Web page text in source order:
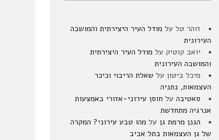
זוהר טל על מודל העיר היצירתית והמושבה
העירונית
יואב קוטיק על מודל העיר היצירתית
והמושבה העירונית
מיכל ביטון על שאלת הריבוי וכיכר
העצמאות, נתניה
סאטיבה על חוסן עירוני-אזורי באמצעות
אנרגיה מתחדשת
הגנן מרמת גן על מהו טבע עירוני? המקרה
של גן העצמאות בתל אביב